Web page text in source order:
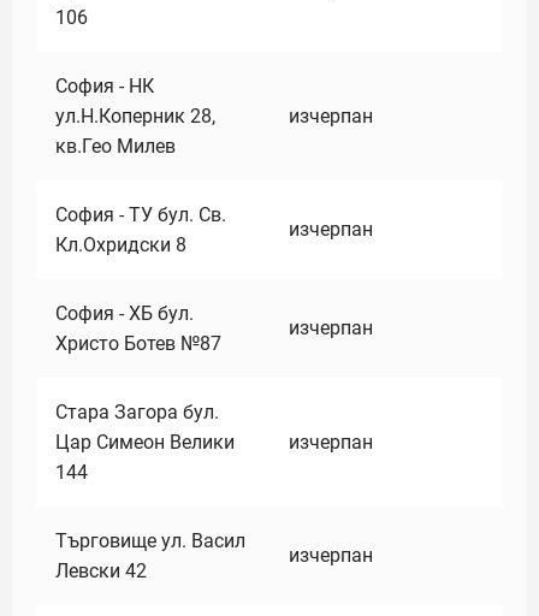
106
София - НК
ул.Н.Коперник 28,
кв.Гео Милев
изчерпан
София - ТУ бул. Св.
Кл.Охридски 8
изчерпан
София - ХБ бул.
Христо Ботев №87
изчерпан
Стара Загора бул.
Цар Симеон Велики
144
изчерпан
Търговище ул. Васил
Левски 42
изчерпан